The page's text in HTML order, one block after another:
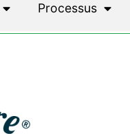
Processus